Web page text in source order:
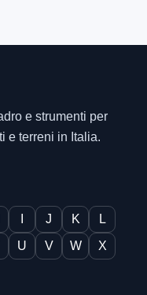
e strumenti per
e terreni in Italia.
J K
L
U V W
X